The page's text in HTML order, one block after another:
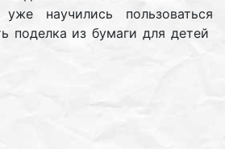
научились пользоваться
поделка из бумаги для детей